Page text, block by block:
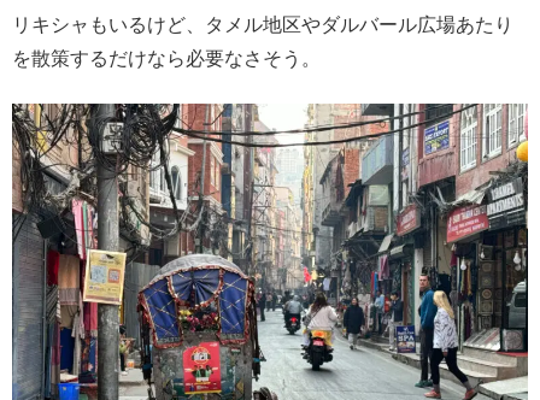
リキシャもいるけど、タメル地区やダルバール広場あたり
を散策するだけなら必要なさそう。